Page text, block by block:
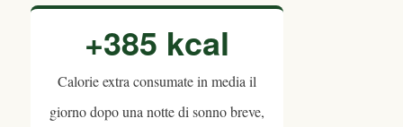
+385 kcal
Calorie extra consumate in media il
giorno dopo una notte di sonno breve,